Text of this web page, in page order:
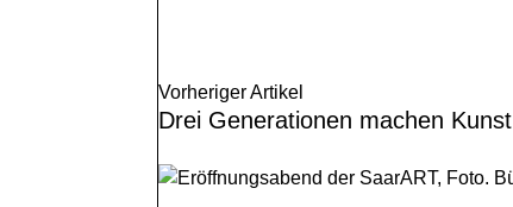
Vorheriger Artikel
Drei Generationen machen Kunst